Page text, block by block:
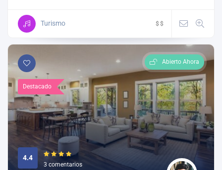
Turismo $$
Destacado
Abierto Ahora
4.4
3 comentarios